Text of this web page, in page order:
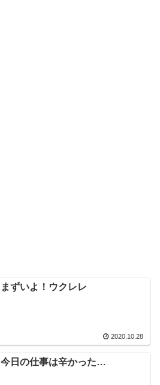
まずいよ！ウクレレ
2020.10.28
今日の仕事は辛かった…